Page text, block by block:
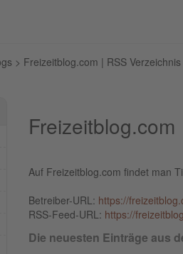
> Freizeitblog.com | RSS Verzeichnis
Freizeitblog.com
Auf Freizeitblog.com findet man
Betreiber-URL: https://
RSS-Feed-URL: https://
Die neuesten Einträge aus